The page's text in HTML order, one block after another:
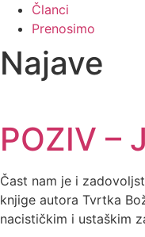
Članci
Prenosimo
Najave
POZIV –
Čast nam je i
knjige autora Tvrtka
nacističkim i ustaškim